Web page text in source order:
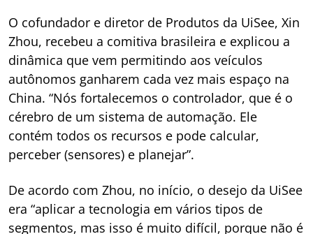
O cofundador e diretor de Produtos da UiSee, Xin
Zhou, recebeu a comitiva brasileira e explicou a
dinâmica que vem permitindo aos veículos
autônomos ganharem cada vez mais espaço na
China. “Nós fortalecemos o controlador, que é o
cérebro de um sistema de automação. Ele
contém todos os recursos e pode calcular,
perceber (sensores) e planejar”.
De acordo com Zhou, no início, o desejo da UiSee
era “aplicar a tecnologia em vários tipos de
segmentos, mas isso é muito difícil, porque não é